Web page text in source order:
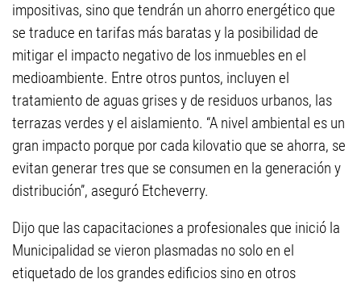
impositivas, sino que tendrán un ahorro energético que
se traduce en tarifas más baratas y la posibilidad de
mitigar el impacto negativo de los inmuebles en el
medioambiente. Entre otros puntos, incluyen el
tratamiento de aguas grises y de residuos urbanos, las
terrazas verdes y el aislamiento. “A nivel ambiental es un
gran impacto porque por cada kilovatio que se ahorra, se
evitan generar tres que se consumen en la generación y
distribución”, aseguró Etcheverry.
Dijo que las capacitaciones a profesionales que inició la
Municipalidad se vieron plasmadas no solo en el
etiquetado de los grandes edificios sino en otros